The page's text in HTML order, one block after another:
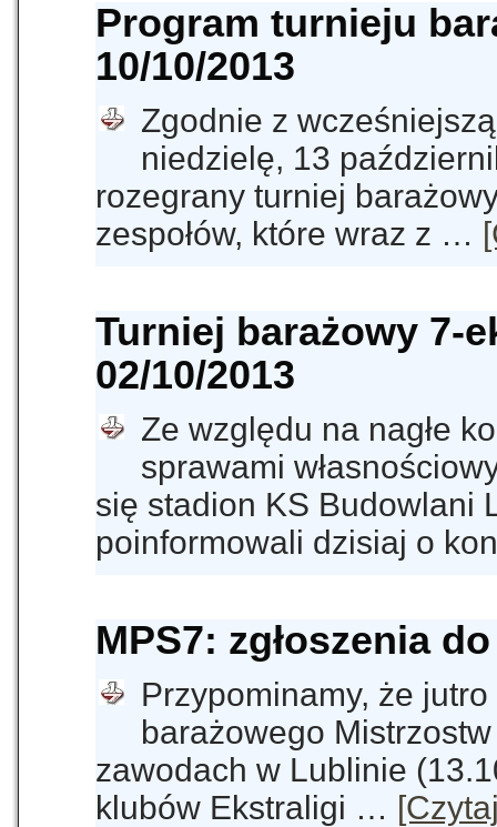
Program turnieju
10/10/2013
Zgodnie z
niedzielę, 13
rozegrany turniej
zespołów, które wraz z …
Turniej barażowy 7-
02/10/2013
Ze względu na nagłe
sprawami
się stadion KS Budowlani
poinformowali dzisiaj o
MPS7: zgłoszenia
Przypominamy, że
barażowego
zawodach w Lublinie
klubów Ekstraligi …